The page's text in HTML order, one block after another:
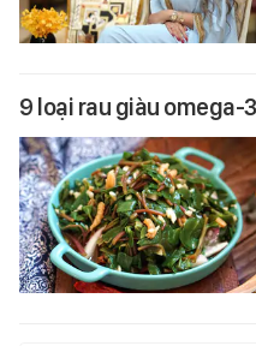
9 loại rau giàu omega-